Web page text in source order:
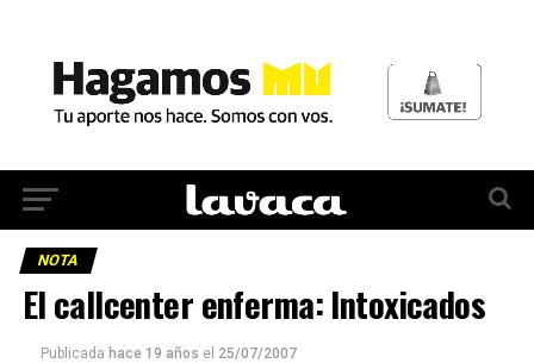
NOTA
El callcenter enferma: Intoxicados
Publicada hace 19 años el 25/07/2007